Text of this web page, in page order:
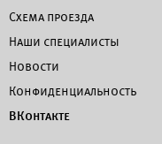
Схема проезда
Наши специалисты
Новости
Конфиденциальность
ВКонтакте